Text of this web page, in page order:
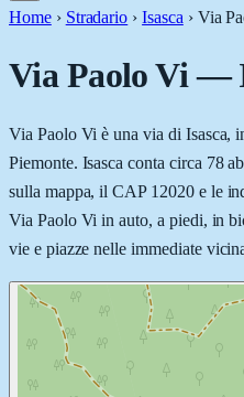
Home › Stradario › Isasca › Via
Via Paolo Vi—
Via Paolo Vi è una via di Isasca,
Piemonte. Isasca conta circa 78
sulla mappa, il CAP 12020 e le
Via Paolo Vi in auto, a piedi, in
vie e piazze nelle immediate